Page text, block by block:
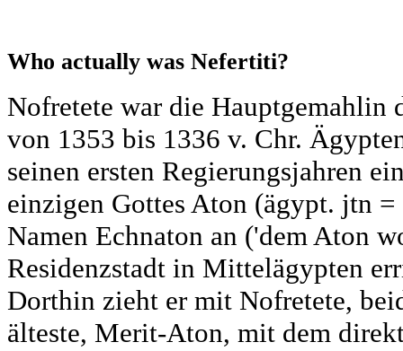
Who actually was Nefertiti?
Nofretete war die Hauptgemahlin
von 1353 bis 1336 v. Chr.
seinen ersten Regierungsjahren
einzigen Gottes Aton (ägypt. jtn
Namen Echnaton an ('dem Aton
Residenzstadt in Mittelägypten
Dorthin zieht er mit Nofretete,
älteste, Merit-Aton, mit dem